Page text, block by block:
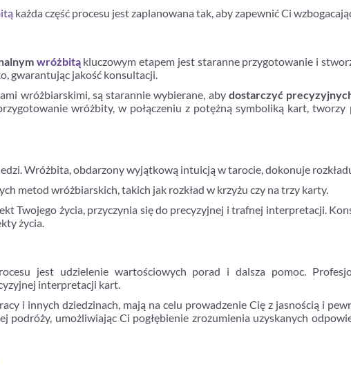
każda część procesu jest zaplanowana tak, aby zapewnić Ci
wróżbitąkluczowym etapem jest staranne przygotowanie i
gwarantując jakość konsultacji.
wróżbiarskimi, są starannie wybierane, abydostarczyć
wróżbity, w połączeniu z potężną symboliką kart, tworzy
Wróżbita, obdarzony wyjątkową intuicją w tarocie, dokonuje
metod wróżbiarskich, takich jak rozkład w krzyżu czy na trzy karty.
Twojego życia, przyczynia się do precyzyjnej i trafnej interpretacji.
życia.
jest udzielenie wartościowych porad i dalsza pomoc.
interpretacji kart.
i innych dziedzinach, mają na celu prowadzenie Cię z jasnością i
podróży, umożliwiając Ci pogłębienie zrozumienia uzyskanych